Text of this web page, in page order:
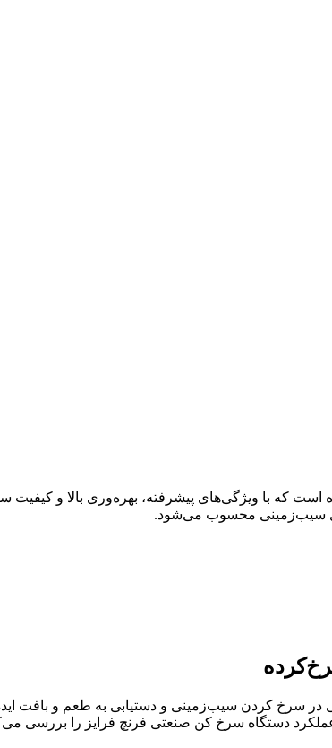
که با ویژگی‌های پیشرفته، بهره‌وری بالا و
سیب‌زمینی محسوب می‌شود.
سرخ کردن سیب‌زمینی و دستیابی به طعم و بافت
دستگاه سرخ کن صنعتی فرنچ فرایز را بررسی